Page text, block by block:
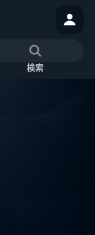
検索